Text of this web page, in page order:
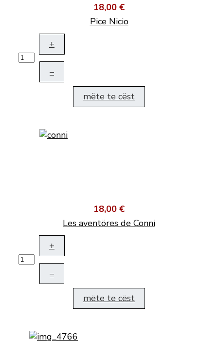
18,00 €
Pice Nicio
+
–
mëte te cëst
18,00 €
Les aventöres de Conni
+
–
mëte te cëst